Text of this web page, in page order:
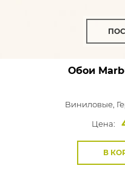
Обои
Виниловые,
Цена:
В